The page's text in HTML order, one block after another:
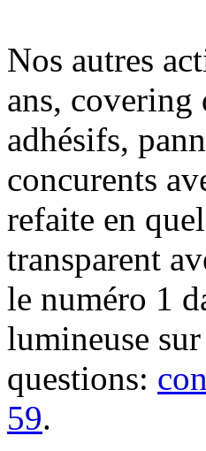
Nos autres
ans, covering
adhésifs,
concurents
refaite en
transparent
le numéro 1
lumineuse
questions:
59.